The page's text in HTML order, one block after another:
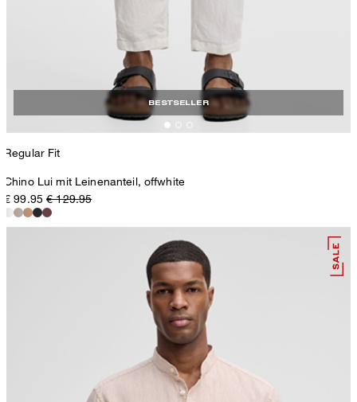
BESTSELLER
Regular Fit
Chino Lui mit Leinenanteil, offwhite
€ 99.95 € 129.95